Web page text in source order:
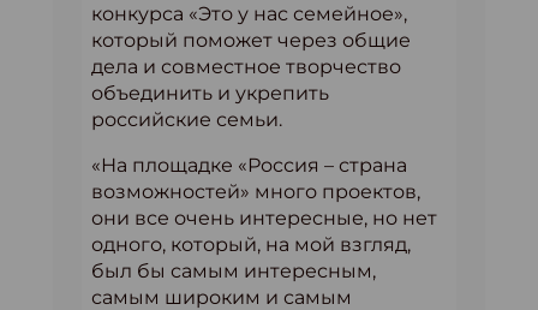
конкурса «Это у нас семейное»,
который поможет через общие
дела и совместное творчество
объединить и укрепить
российские семьи.
«На площадке «Россия – страна
возможностей» много проектов,
они все очень интересные, но нет
одного, который, на мой взгляд,
был бы самым интересным,
самым широким и самым